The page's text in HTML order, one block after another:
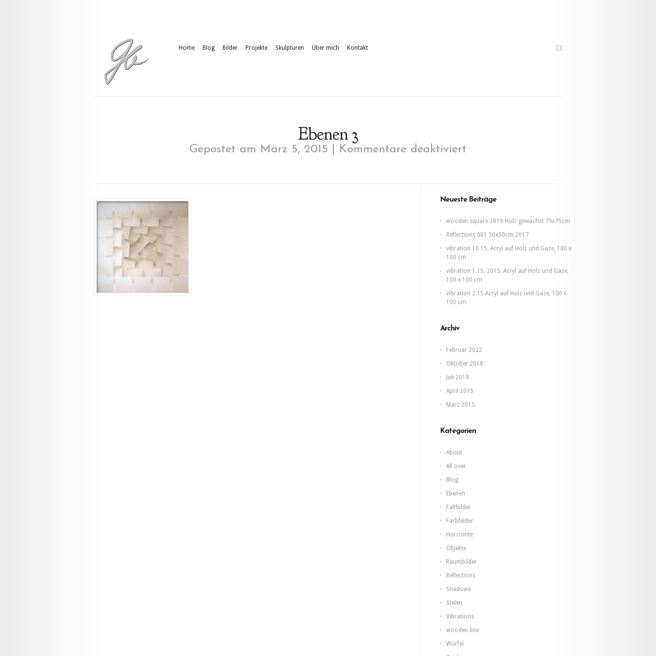
Home Blog Bilder Projekte Skulpturen Über mich Kontakt
Ebenen 3
Gepostet am März 5, 2015 | Kommentare deaktiviert
Neueste Beiträge
wooden square 2019 Holz gewachst 75x75cm
Reflections 001 50x50cm 2017
vibration 10.15. Acryl auf Holz und Gaze, 100 x
100 cm
vibration 1.15, 2015. Acryl auf Holz und Gaze,
100 x 100 cm
vibration 2.15.Acryl auf Holz und Gaze, 100 x
100 cm
Archiv
Februar 2022
Oktober 2018
Juli 2018
April 2015
März 2015
Kategorien
About
All over
Blog
Ebenen
Faltbilder
Farbfelder
Horizonte
Objekte
Raumbilder
Reflections
Shadows
Stelen
Vibrations
wooden line
Würfel